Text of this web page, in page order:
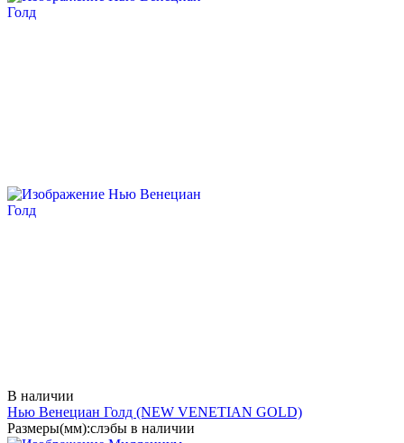
В наличии
Нью Венециан Голд (NEW VENETIAN GOLD)
Размеры(мм):слэбы в наличии